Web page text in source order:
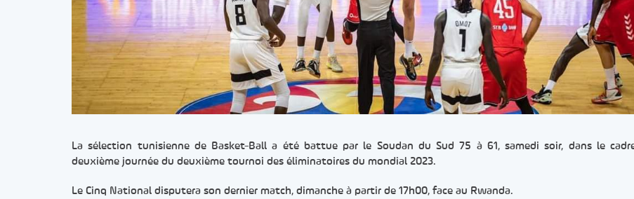
La sélection tunisienne de Basket-Ball a été battue par le Soudan du Sud 75 à 61, samedi soir, dans le
deuxième journée du deuxième tournoi des éliminatoires du mondial 2023.
Le Cinq National disputera son dernier match, dimanche à partir de 17h00, face au Rwanda.